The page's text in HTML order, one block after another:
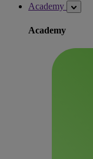
Academy
Academy